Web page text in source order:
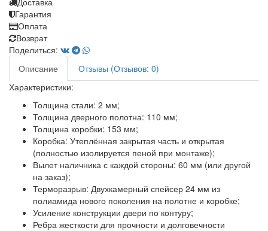
Гарантия
Оплата
Возврат
Поделиться:
Описание
Отзывы (Отзывов: 0)
Характеристики:
Толщина стали: 2 мм;
Толщина дверного полотна: 110 мм;
Толщина коробки: 153 мм;
Коробка: Утеплённая закрытая часть и открытая
(полностью изолируется пеной при монтаже);
Вылет наличника с каждой стороны: 60 мм (или другой
на заказ);
Терморазрыв: Двухкамерный спейсер 24 мм из
полиамида нового поколения на полотне и коробке;
Усиление конструкции двери по контуру;
Ребра жесткости для прочности и долговечности